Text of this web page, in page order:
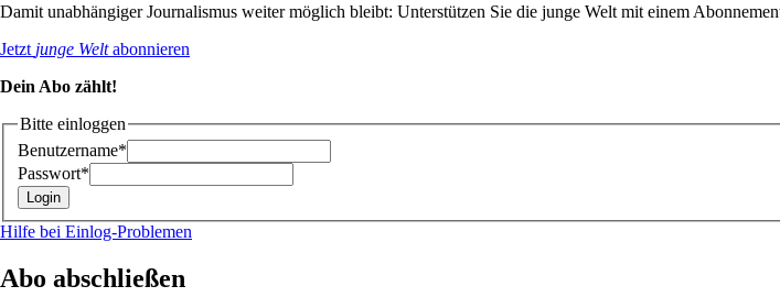
Damit unabhängiger Journalismus weiter möglich bleibt: Unterstützen Sie die junge Welt mit einem
Jetzt junge Weltabonnieren
Dein Abo zählt!
Bitte einloggen
Benutzername*
Passwort*
Hilfe bei Einlog-Problemen
Abo abschließen